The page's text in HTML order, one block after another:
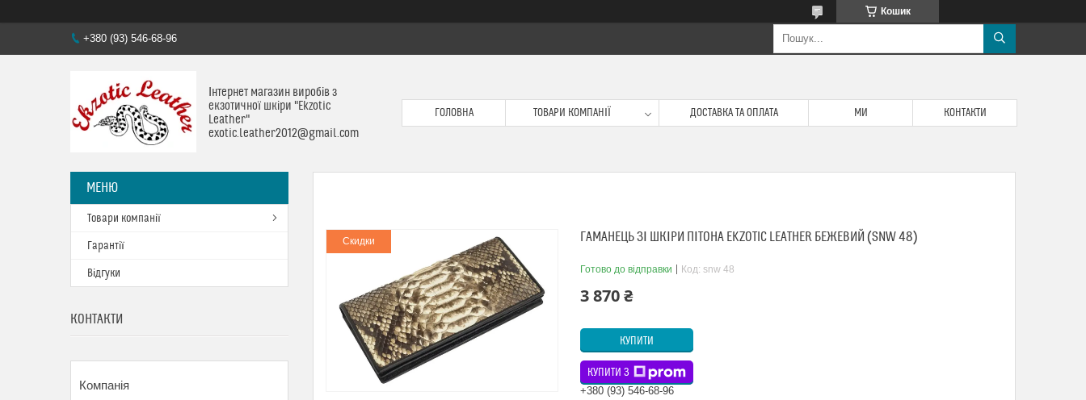
Кошик
+380 (93) 546-68-96
Інтернет магазин виробів з
екзотичної шкіри "Ekzotic
Leather"
exotic.leather2012@gmail.com
ГОЛОВНА ТОВАРИ КОМПАНІЇ ДОСТАВКА ТА ОПЛАТА МИ КОНТАКТИ
Скидки ГАМАНЕЦЬ ЗІ ШКІРИ ПІТОНА EKZOTIC LEATHER БЕЖЕВИЙ (SNW 48)
Готово до відправки Код: snw 48
3 870 ₴
КУПИТИ
КУПИТИ З
+380 (93) 546-68-96
Товари компанії
Гарантії
Відгуки
КОНТАКТИ